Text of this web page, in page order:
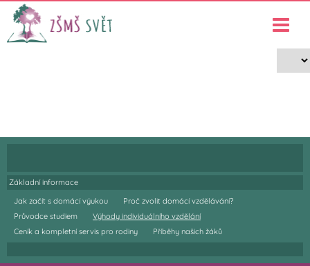
Základní informace
Jak začít s domácí výukou
Proč zvolit domácí vzdělávání?
Průvodce studiem
Výhody individuálního vzdělání
Ceník a kompletní servis pro rodiny
Příběhy našich žáků